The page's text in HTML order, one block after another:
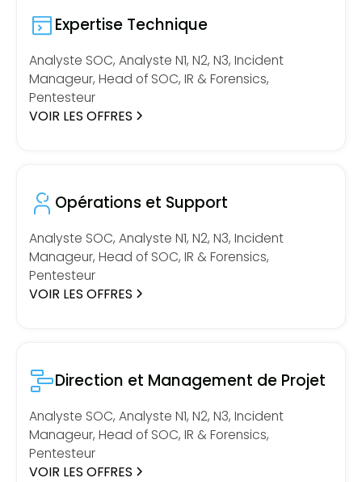
Expertise Technique
Analyste SOC, Analyste N1, N2, N3, Incident
Manageur, Head of SOC, IR & Forensics,
Pentesteur
VOIR LES OFFRES
Opérations et Support
Analyste SOC, Analyste N1, N2, N3, Incident
Manageur, Head of SOC, IR & Forensics,
Pentesteur
VOIR LES OFFRES
Direction et Management de Projet
Analyste SOC, Analyste N1, N2, N3, Incident
Manageur, Head of SOC, IR & Forensics,
Pentesteur
VOIR LES OFFRES